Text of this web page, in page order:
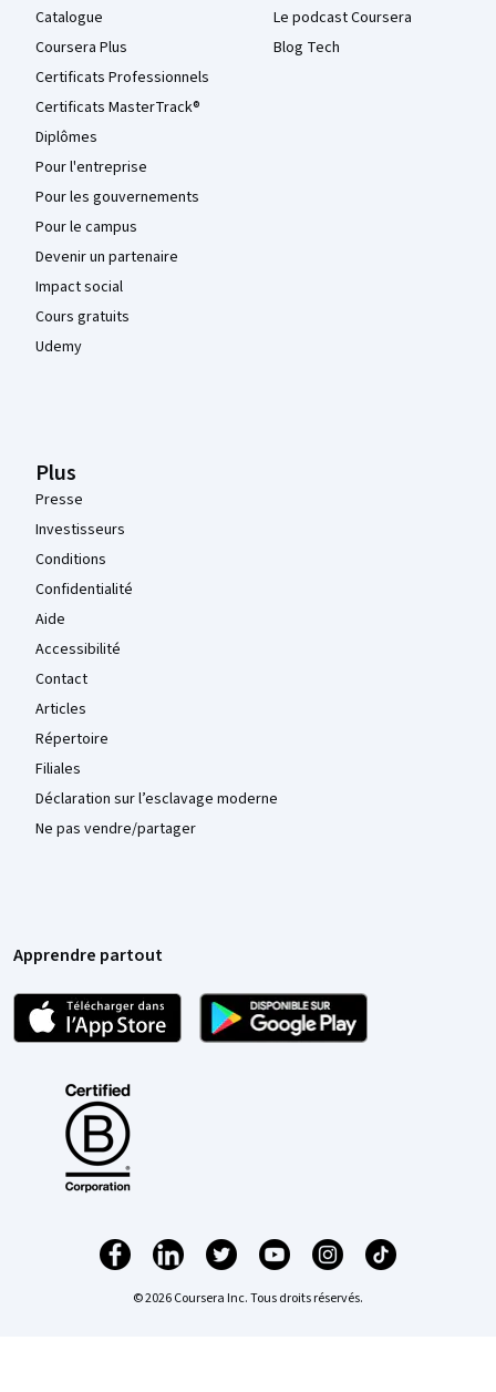
Catalogue
Coursera Plus
Certificats Professionnels
Certificats MasterTrack®
Diplômes
Pour l'entreprise
Pour les gouvernements
Pour le campus
Devenir un partenaire
Impact social
Cours gratuits
Udemy
Le podcast Coursera
Blog Tech
Plus
Presse
Investisseurs
Conditions
Confidentialité
Aide
Accessibilité
Contact
Articles
Répertoire
Filiales
Déclaration sur l’esclavage moderne
Ne pas vendre/partager
Apprendre partout
© 2026 Coursera Inc. Tous droits réservés.